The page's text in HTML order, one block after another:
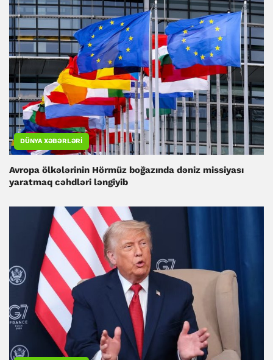
DÜNYA XƏBƏRLƏRI
Avropa ölkələrinin Hörmüz boğazında dəniz missiyası
yaratmaq cəhdləri ləngiyib